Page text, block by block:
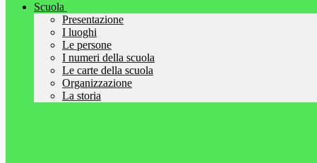
Scuola
Presentazione
I luoghi
Le persone
I numeri della scuola
Le carte della scuola
Organizzazione
La storia